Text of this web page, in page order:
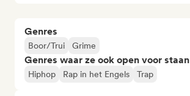
Genres
Boor/Trui Grime
Genres waar ze ook open voor staan
Hiphop Rap in het Engels Trap